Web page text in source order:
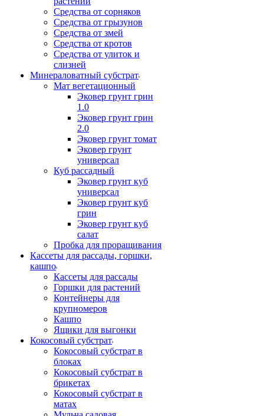
Средства от сорняков
Средства от грызунов
Средства от змей
Средства от кротов
Средства от улиток и
слизней
Минераловатный субстрат
Мат вегетационный
Эковер грунт грин
1.0
Эковер грунт грин
2.0
Эковер грунт томат
Эковер грунт
универсал
Куб рассадный
Эковер грунт куб
универсал
Эковер грунт куб
грин
Эковер грунт куб
салат
Пробка для проращивания
Кассеты для рассады, горшки,
кашпо
Кассеты для рассады
Горшки для растений
Контейнеры для
крупномеров
Кашпо
Ящики для выгонки
Кокосовый субстрат
Кокосовый субстрат в
блоках
Кокосовый субстрат в
брикетах
Кокосовый субстрат в
матах